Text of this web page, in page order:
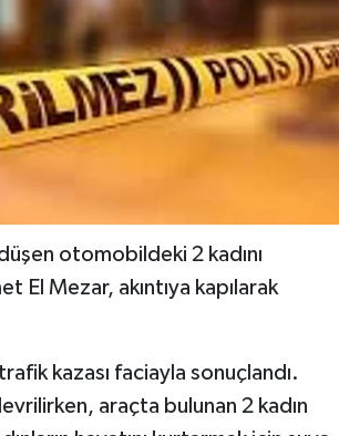
otomobildeki 2 kadını
El Mezar, akıntıya kapılarak
kazası faciayla sonuçlandı.
araçta bulunan 2 kadın